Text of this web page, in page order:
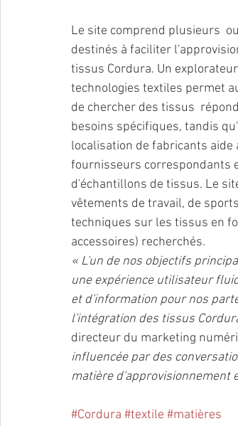
Le site comprend plusieurs
destinés à faciliter
tissus Cordura. Un
technologies textiles permet
de chercher des tissus
besoins spécifiques, tandis
localisation de fabricants aide
fournisseurs correspondants
d'échantillons de tissus. Le
vêtements de travail, de
techniques sur les tissus en
accessoires) recherchés.
« L'un de nos objectifs
une expérience utilisateur
et d'information pour nos
l'intégration des tissus
directeur du marketing
influencée par des
matière d'approvisionnement
#Cordura #textile #matières